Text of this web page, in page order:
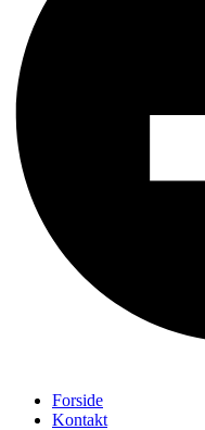
Forside
Kontakt